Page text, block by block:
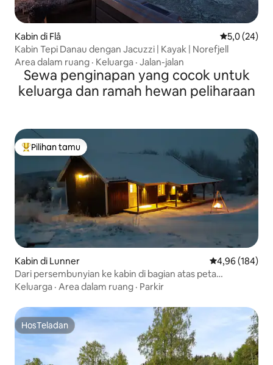
Kabin di Flå Nilai rata-
5,0 (24)
Kabin Tepi Danau dengan Jacuzzi | Kayak | Norefjell
Area dalam ruang · Keluarga · Jalan-jalan
Sewa penginapan yang cocok untuk
keluarga dan ramah hewan peliharaan
Pilihan tamu terpopuler
Pilihan tamu
Kabin di Lunner Nilai rata-rata
4,96 (184)
Dari persembunyian ke kabin di bagian atas peta
Nordmark
Keluarga · Area dalam ruang · Parkir
HosTeladan
HosTeladan